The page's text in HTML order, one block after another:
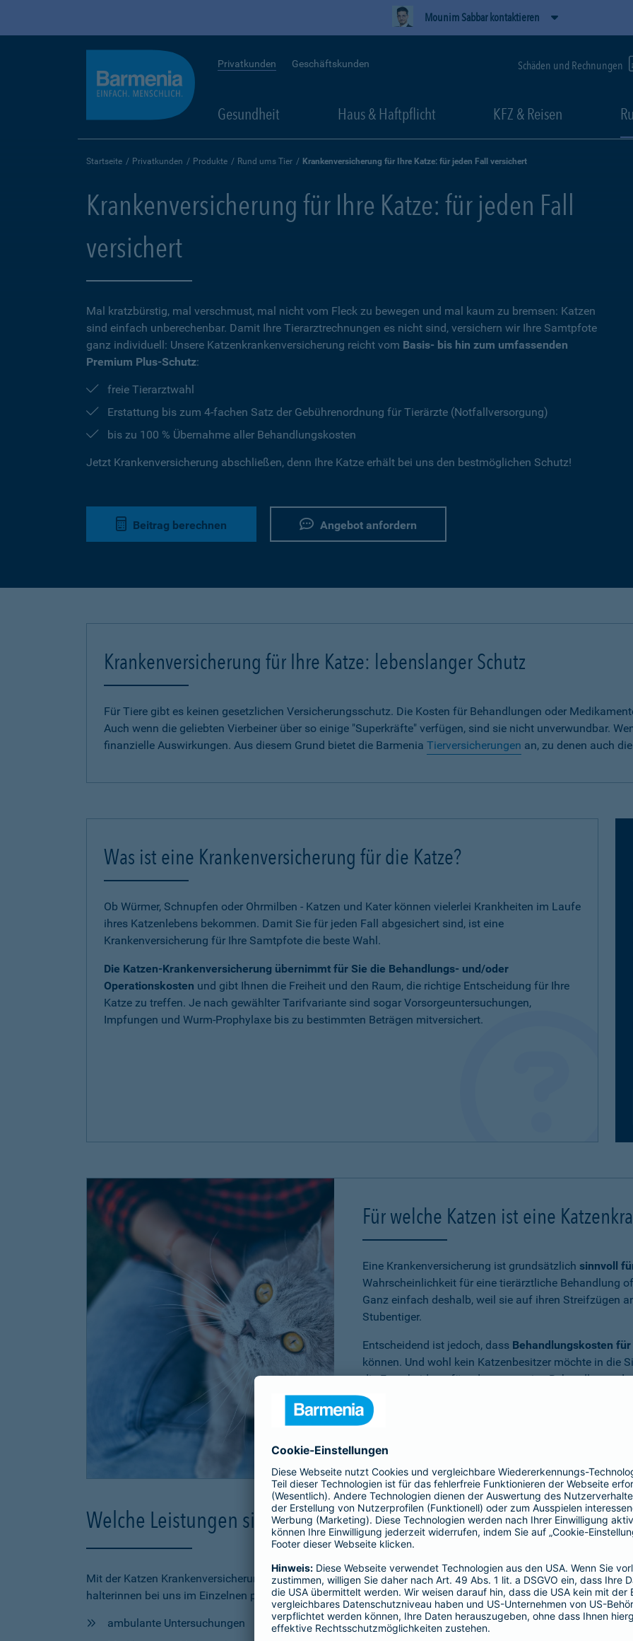
Mounim Sabbar kontaktieren
Privatkunden Geschäftskunden Schäden und Rechnungen
Gesundheit Haus & Haftpflicht KFZ & Reisen
Startseite Privatkunden Produkte Rund ums Tier Krankenversicherung für Ihre Katze: für jeden Fall versichert
Krankenversicherung für Ihre Katze: für jeden Fall
versichert
Mal kratzbürstig, mal verschmust, mal nicht vom Fleck zu bewegen und mal kaum zu bremsen: Katzen
sind einfach unberechenbar. Damit Ihre Tierarztrechnungen es nicht sind, versichern wir Ihre Samtpfote
ganz individuell: Unsere Katzenkrankenversicherung reicht vom Basis- bis hin zum umfassenden
Premium Plus-Schutz:
freie Tierarztwahl
Erstattung bis zum 4-fachen Satz der Gebührenordnung für Tierärzte (Notfallversorgung)
bis zu 100 % Übernahme aller Behandlungskosten
Jetzt Krankenversicherung abschließen, denn Ihre Katze erhält bei uns den bestmöglichen Schutz!
Beitrag berechnen Angebot anfordern
Krankenversicherung für Ihre Katze: lebenslanger Schutz
Für Tiere gibt es keinen gesetzlichen Versicherungsschutz. Die Kosten für Behandlungen oder
Auch wenn die geliebten Vierbeiner über so einige "Superkräfte" verfügen, sind sie nicht unverwundbar.
finanzielle Auswirkungen. Aus diesem Grund bietet die Barmenia Tierversicherungen an, zu denen auch
Was ist eine Krankenversicherung für die Katze?
Ob Würmer, Schnupfen oder Ohrmilben - Katzen und Kater können vielerlei Krankheiten im Laufe
ihres Katzenlebens bekommen. Damit Sie für jeden Fall abgesichert sind, ist eine
Krankenversicherung für Ihre Samtpfote die beste Wahl.
Die Katzen-Krankenversicherung übernimmt für Sie die Behandlungs- und/oder
Operationskosten und gibt Ihnen die Freiheit und den Raum, die richtige Entscheidung für Ihre
Katze zu treffen. Je nach gewählter Tarifvariante sind sogar Vorsorgeuntersuchungen,
Impfungen und Wurm-Prophylaxe bis zu bestimmten Beträgen mitversichert.
Für welche Katzen ist eine
Eine Krankenversicherung ist grundsätzlich sinnvoll
Wahrscheinlichkeit für eine tierärztliche Behandlung
Ganz einfach deshalb, weil sie auf ihren Streifzügen
Stubentiger.
Entscheidend ist jedoch, dass Behandlungskosten
können. Und wohl kein Katzenbesitzer möchte in die
die Entscheidung für oder gegen eine Behandlung
müssen.
Benötigen Sie weitere Informationen zu dieser und
Welche Leistungen sind in der Krankenversicherung für die Katze
Mit der Katzen Krankenversicherung der Barmenia ist Ihr Vierbeinerim Krankheitsfall umfassend abgesichert
halterinnen bei uns im Einzelnen profitieren, haben wir Ihnen zum Vergleich hier aufgelistet. Sie erhalten
ambulante Untersuchungen